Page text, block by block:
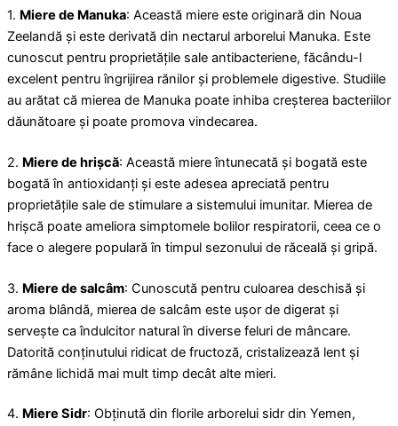
1. Miere de Manuka: Această miere este originară din Noua
Zeelandă și este derivată din nectarul arborelui Manuka. Este
cunoscut pentru proprietățile sale antibacteriene, făcându-l
excelent pentru îngrijirea rănilor și problemele digestive. Studiile
au arătat că mierea de Manuka poate inhiba creșterea bacteriilor
dăunătoare și poate promova vindecarea.
2. Miere de hrișcă: Această miere întunecată și bogată este
bogată în antioxidanți și este adesea apreciată pentru
proprietățile sale de stimulare a sistemului imunitar. Mierea de
hrișcă poate ameliora simptomele bolilor respiratorii, ceea ce o
face o alegere populară în timpul sezonului de răceală și gripă.
3. Miere de salcâm: Cunoscută pentru culoarea deschisă și
aroma blândă, mierea de salcâm este ușor de digerat și
servește ca îndulcitor natural în diverse feluri de mâncare.
Datorită conținutului ridicat de fructoză, cristalizează lent și
rămâne lichidă mai mult timp decât alte mieri.
4. Miere Sidr: Obținută din florile arborelui sidr din Yemen,